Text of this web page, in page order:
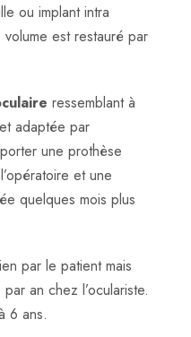
ou implant intra
est restauré par
ressemblant à
adaptée par
une prothèse
et une
quelques mois plus
par le patient mais
an chez l’oculariste.
6 ans.